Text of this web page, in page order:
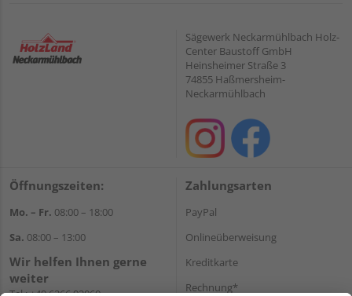
Sägewerk Neckarmühlbach Holz-
Center Baustoff GmbH
Heinsheimer Straße 3
74855 Haßmersheim-
Neckarmühlbach
Öffnungszeiten:
Mo. – Fr. 08:00 – 18:00
Sa. 08:00 – 13:00
Wir helfen Ihnen gerne
weiter
Zahlungsarten
PayPal
Onlineüberweisung
Kreditkarte
Rechnung*